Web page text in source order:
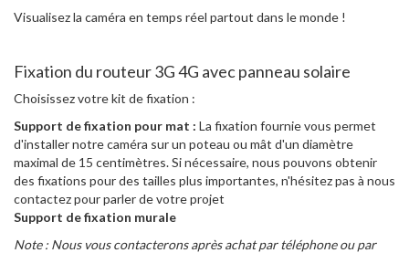
Visualisez la caméra en temps réel partout dans le monde !
Fixation du routeur 3G 4G avec panneau solaire
Choisissez votre kit de fixation :
Support de fixation pour mat : La fixation fournie vous permet
d'installer notre caméra sur un poteau ou mât d'un diamètre
maximal de 15 centimètres. Si nécessaire, nous pouvons obtenir
des fixations pour des tailles plus importantes, n'hésitez pas à nous
contactez pour parler de votre projet
Support de fixation murale
Note : Nous vous contacterons après achat par téléphone ou par